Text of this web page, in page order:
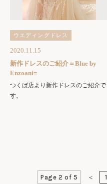
ウエディングドレス
2020.11.15
新作ドレスのご紹介＝Blue by
Enzoani=
つくば店より新作ドレスのご紹介で
す。
Page 2 of 5 ＜ 1